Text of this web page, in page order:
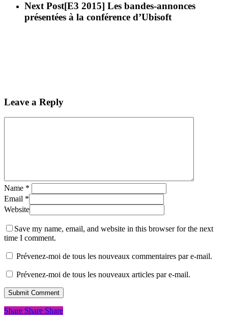
Next Post[E3 2015] Les bandes-annonces
présentées à la conférence d’Ubisoft
Leave a Reply
Name *
Email *
Website
Save my name, email, and website in this browser for the next
time I comment.
Prévenez-moi de tous les nouveaux commentaires par e-mail.
Prévenez-moi de tous les nouveaux articles par e-mail.
Share
Share Share Share